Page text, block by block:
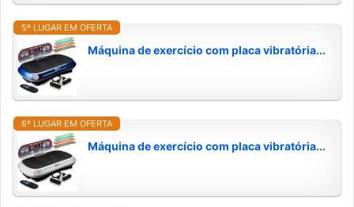
5º LUGAR EM OFERTA
Máquina de exercício com placa vibratória...
6º LUGAR EM OFERTA
Máquina de exercício com placa vibratória...